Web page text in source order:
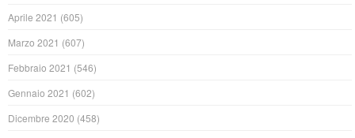
Aprile 2021 (605)
Marzo 2021 (607)
Febbraio 2021 (546)
Gennaio 2021 (602)
Dicembre 2020 (458)